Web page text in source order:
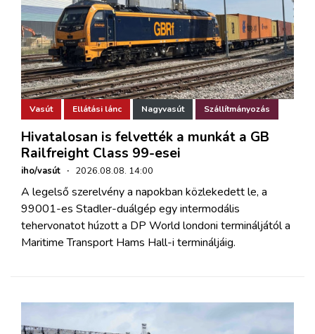
Vasút Ellátási lánc Nagyvasút Szállítmányozás
Hivatalosan is felvették a munkát a GB
Railfreight Class 99-esei
iho/vasút · 2026.08.08. 14:00
A legelső szerelvény a napokban közlekedett le, a
99001-es Stadler-duálgép egy intermodális
tehervonatot húzott a DP World londoni termináljától a
Maritime Transport Hams Hall-i termináljáig.